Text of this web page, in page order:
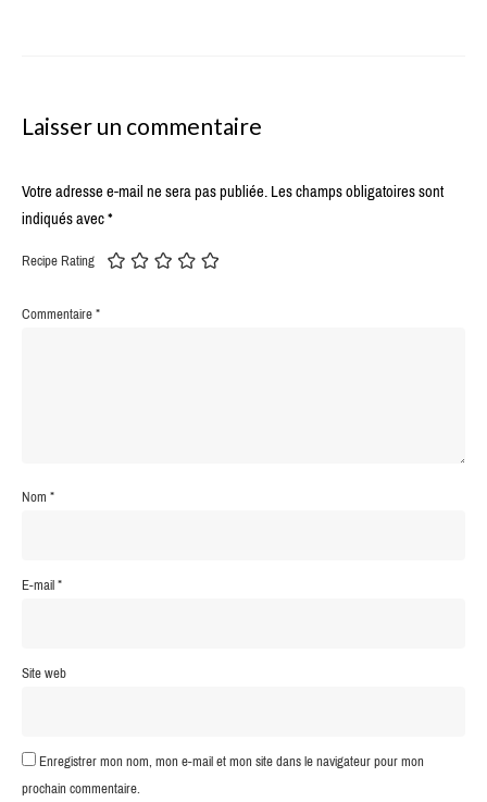
Laisser un commentaire
Votre adresse e-mail ne sera pas publiée.Les champs obligatoires sont
indiqués avec*
Recipe Rating
Commentaire*
Nom*
E-mail*
Site web
Enregistrer mon nom, mon e-mail et mon site dans le navigateur pour mon
prochain commentaire.